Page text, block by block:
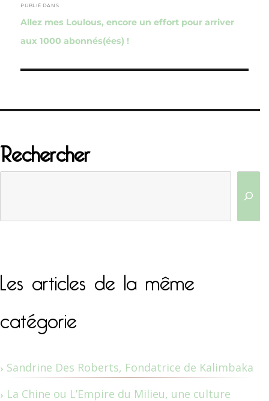
de
l’article
PUBLIÉ DANS
Allez mes Loulous, encore un effort pour arriver
aux 1000 abonnés(ées) !
Rechercher
Les articles de la même
catégorie
Sandrine Des Roberts, Fondatrice de Kalimbaka
La Chine ou L’Empire du Milieu, une culture